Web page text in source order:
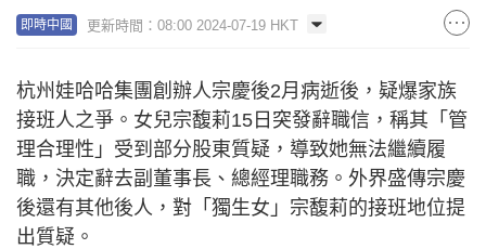
即時中國 更新時間：08:00 2024-07-19 HKT
杭州娃哈哈集團創辦人宗慶後2月病逝後，疑爆家族
接班人之爭。女兒宗馥莉15日突發辭職信，稱其「管
理合理性」受到部分股東質疑，導致她無法繼續履
職，決定辭去副董事長、總經理職務。外界盛傳宗慶
後還有其他後人，對「獨生女」宗馥莉的接班地位提
出質疑。